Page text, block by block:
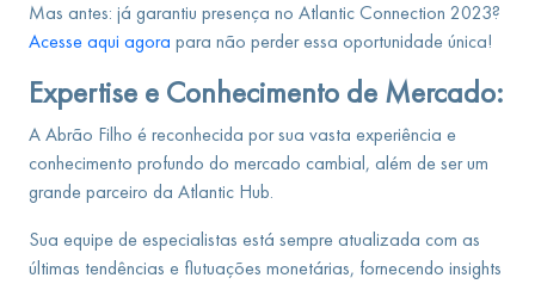
Mas antes: já garantiu presença no Atlantic Connection 2023?
Acesse aqui agora para não perder essa oportunidade única!
Expertise e Conhecimento de Mercado:
A Abrão Filho é reconhecida por sua vasta experiência e
conhecimento profundo do mercado cambial, além de ser um
grande parceiro da Atlantic Hub.
Sua equipe de especialistas está sempre atualizada com as
últimas tendências e flutuações monetárias, fornecendo insights